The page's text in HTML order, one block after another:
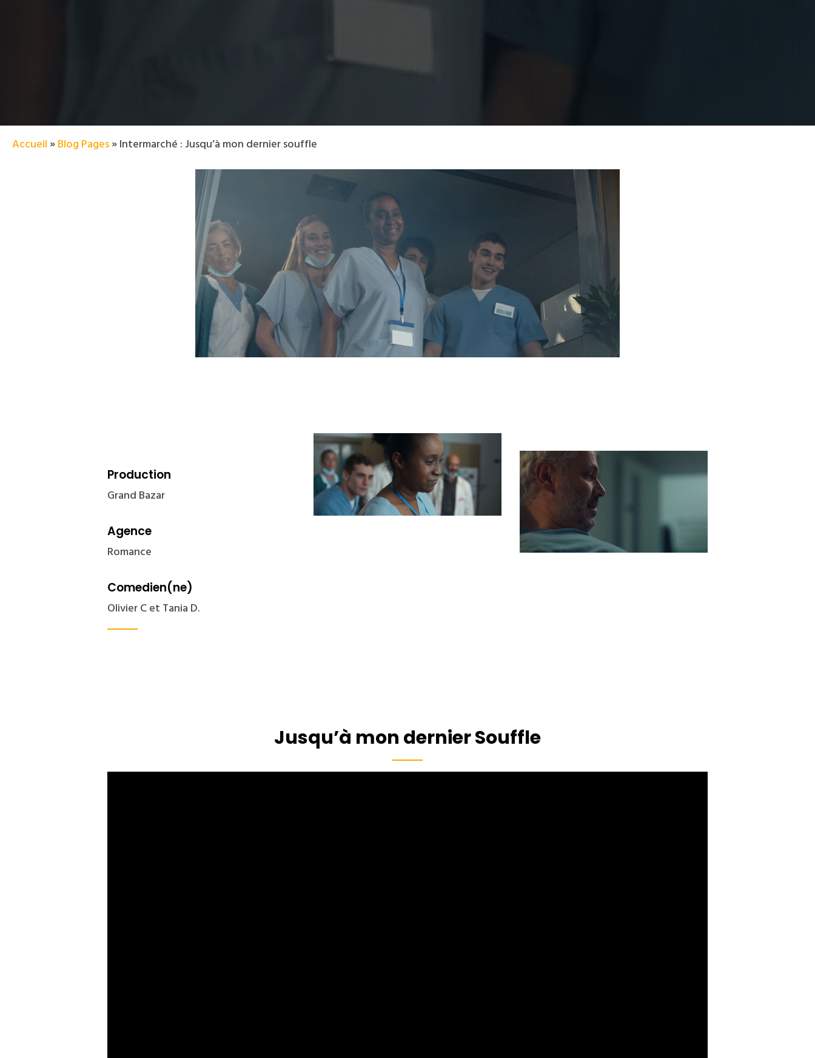
Accueil »Blog Pages»Intermarché : Jusqu’à mon dernier souffle
Production
Grand Bazar
Agence
Romance
Comedien(ne)
Olivier C et Tania D.
Jusqu’à mon dernier Souffle